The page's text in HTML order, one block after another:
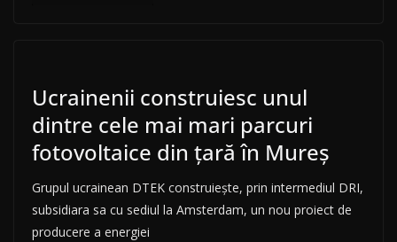
Ucrainenii construiesc unul
dintre cele mai mari parcuri
fotovoltaice din țară în Mureș
Grupul ucrainean DTEK construiește, prin intermediul DRI,
subsidiara sa cu sediul la Amsterdam, un nou proiect de
producere a energiei